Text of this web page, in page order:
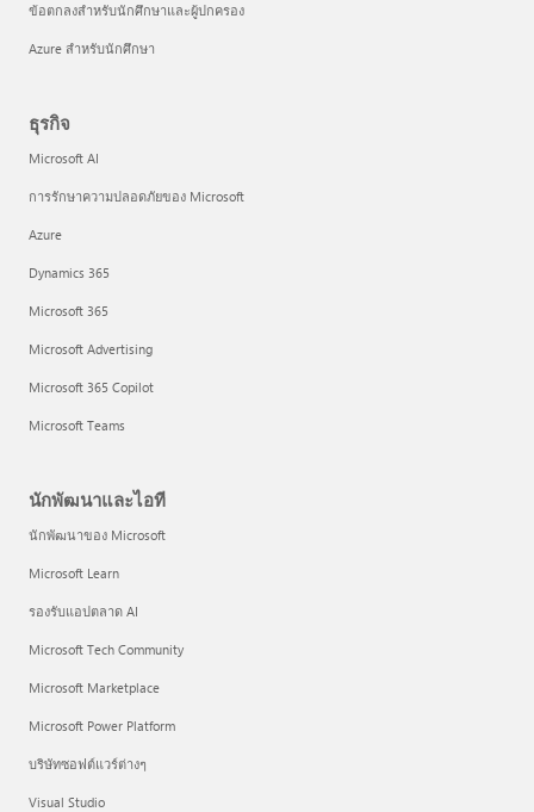
ข้อตกลงสำหรับนักศึกษาและผู้ปกครอง
Azure สำหรับนักศึกษา
ธุรกิจ
Microsoft AI
การรักษาความปลอดภัยของ Microsoft
Azure
Dynamics 365
Microsoft 365
Microsoft Advertising
Microsoft 365 Copilot
Microsoft Teams
นักพัฒนาและไอที
นักพัฒนาของ Microsoft
Microsoft Learn
รองรับแอปตลาด AI
Microsoft Tech Community
Microsoft Marketplace
Microsoft Power Platform
บริษัทซอฟต์แวร์ต่างๆ
Visual Studio